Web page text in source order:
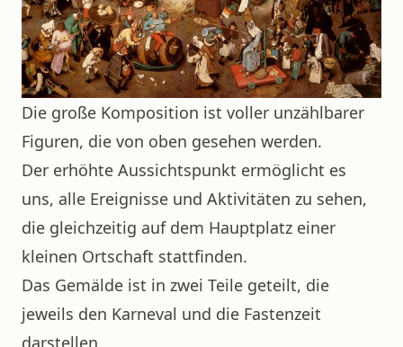
Die große Komposition ist voller unzählbarer
Figuren, die von oben gesehen werden.
Der erhöhte Aussichtspunkt ermöglicht es
uns, alle Ereignisse und Aktivitäten zu sehen,
die gleichzeitig auf dem Hauptplatz einer
kleinen Ortschaft stattfinden.
Das Gemälde ist in zwei Teile geteilt, die
jeweils den Karneval und die Fastenzeit
darstellen.